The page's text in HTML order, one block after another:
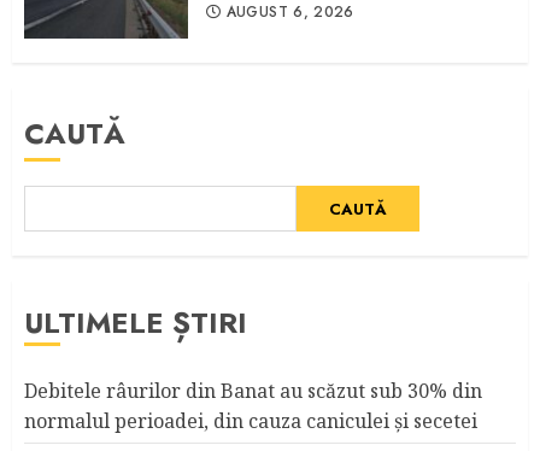
AUGUST 6, 2026
CAUTĂ
CAUTĂ
ULTIMELE ȘTIRI
Debitele râurilor din Banat au scăzut sub 30% din
normalul perioadei, din cauza caniculei şi secetei